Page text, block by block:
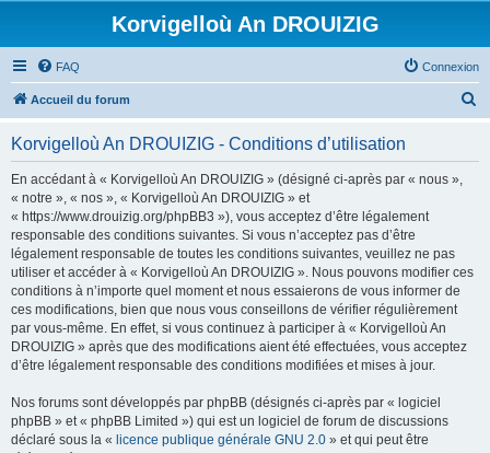
Korvigelloù An DROUIZIG
FAQ Connexion
Accueil du forum
Korvigelloù An DROUIZIG - Conditions d’utilisation
En accédant à « Korvigelloù An DROUIZIG » (désigné ci-après par « nous »,
« notre », « nos », « Korvigelloù An DROUIZIG » et
« https://www.drouizig.org/phpBB3 »), vous acceptez d’être légalement
responsable des conditions suivantes. Si vous n’acceptez pas d’être
légalement responsable de toutes les conditions suivantes, veuillez ne pas
utiliser et accéder à « Korvigelloù An DROUIZIG ». Nous pouvons modifier ces
conditions à n’importe quel moment et nous essaierons de vous informer de
ces modifications, bien que nous vous conseillons de vérifier régulièrement
par vous-même. En effet, si vous continuez à participer à « Korvigelloù An
DROUIZIG » après que des modifications aient été effectuées, vous acceptez
d’être légalement responsable des conditions modifiées et mises à jour.
Nos forums sont développés par phpBB (désignés ci-après par « logiciel
phpBB » et « phpBB Limited ») qui est un logiciel de forum de discussions
déclaré sous la « licence publique générale GNU 2.0 » et qui peut être